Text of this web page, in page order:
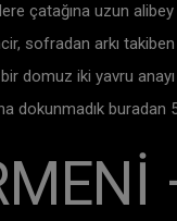
çatağına uzun
sofradan arkı
domuz iki yavru
dokunmadık buradan